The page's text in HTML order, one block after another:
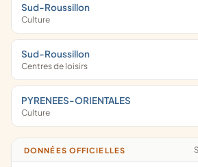
Sud-Roussillon
Culture
Sud-Roussillon
Centres de loisirs
PYRENEES-ORIENTALES
Culture
DONNÉES OFFICIELLES